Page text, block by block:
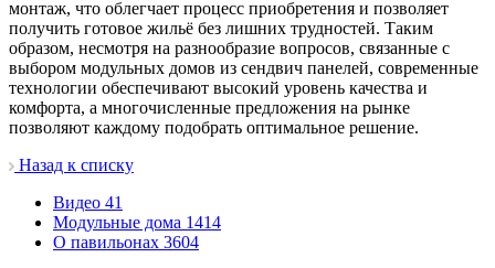
монтаж, что облегчает процесс приобретения и позволяет
получить готовое жильё без лишних трудностей. Таким
образом, несмотря на разнообразие вопросов, связанные с
выбором модульных домов из сендвич панелей, современные
технологии обеспечивают высокий уровень качества и
комфорта, а многочисленные предложения на рынке
позволяют каждому подобрать оптимальное решение.
Назад к списку
Видео 41
Модульные дома 1414
О павильонах 3604